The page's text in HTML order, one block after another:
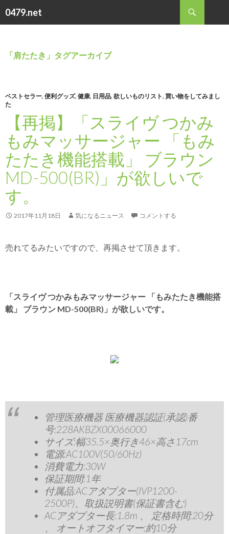
0479.net
索
ン
キ
ッ
「肩たたき」タグアーカイブ
ベストセラー, 便利グッズ, 健康, 日用品, 欲しいものリスト, 買い物をしてみまし
た
【再掲】「スライヴ つかみ
もみマッサージャー 「もみ
たたき機能搭載」 ブラウン
MD-500(BR)」が欲しいで
す。
2017年11月18日 気になるニュース コメントする
売れてるみたいですので、再掲させて頂きます。
「スライヴ つかみもみマッサージャー 「もみたたき機能搭
載」 ブラウン MD-500(BR)」が欲しいです。
管理医療機器 医療機器認証(承認)番
号:228AKBZX00066000
サイズ:幅35.5×奥行き46×高さ17cm
電源:AC100V(50/60Hz)
消費電力:30W
保証期間:1年
付属品:ACアダプター(IVP1200-
2500P)、取扱説明書(保証書含む)
ACアダプター長:1.8m 、 定格時間:20分
、 オートオフタイマー:約10分